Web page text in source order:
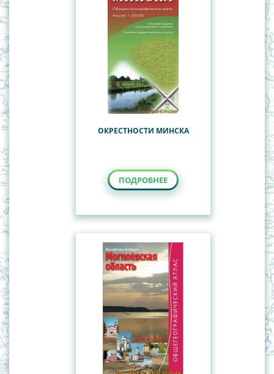
ОКРЕСТНОСТИ МИНСКА
ПОДРОБНЕЕ